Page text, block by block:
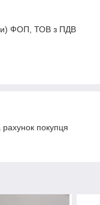
ФОП, ТОВ з ПДВ
покупця